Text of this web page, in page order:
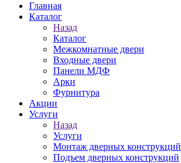
Главная
Каталог
Назад
Каталог
Межкомнатные двери
Входные двери
Панели МДФ
Арки
Фурнитура
Акции
Услуги
Назад
Услуги
Монтаж дверных конструкций
Подъем дверных конструкций